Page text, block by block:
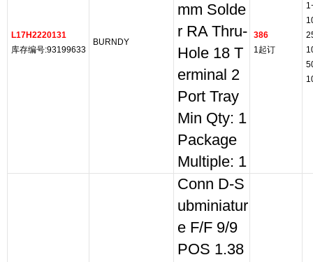
L17H2220131
库存编号:93199633
BURNDY
mm Solde
r RA Thru-
Hole 18 T
erminal 2
Port Tray
Min Qty: 1
Package
Multiple: 1
386
1起订
Conn D-S
ubminiatur
e F/F 9/9
POS 1.38